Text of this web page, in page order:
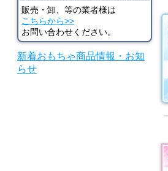
関車
2026年5月27日 入荷
BRIO（ブリオ）
マイティゴールドアクション
機関車
販売・卸、等の業者様は
こちらから>>
お問い合わせください。
新着おもちゃ商品情報・お知
らせ